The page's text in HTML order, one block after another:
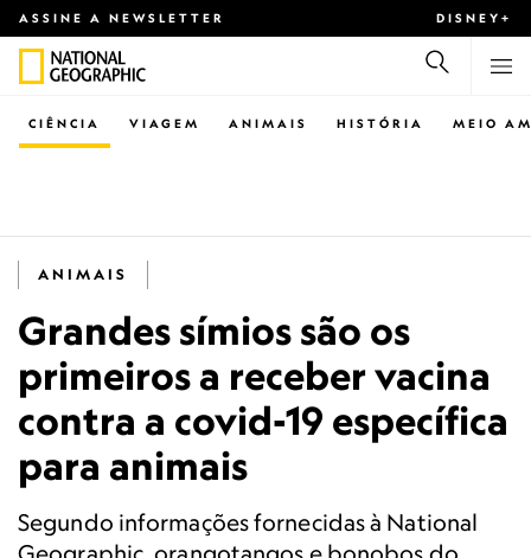
ASSINE A NEWSLETTER DISNEY+
CIÊNCIA VIAGEM ANIMAIS HISTÓRIA MEIO
ANIMAIS
Grandes símios são os
primeiros a receber vacina
contra a covid-19 específica
para animais
Segundo informações fornecidas à National